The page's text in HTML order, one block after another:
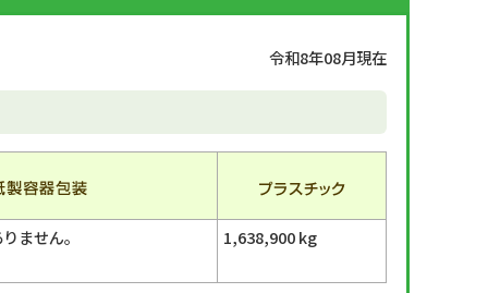
令和8年08月現在
ません。 1,638,900 kg